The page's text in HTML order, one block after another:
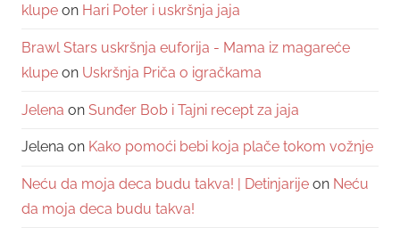
klupe on Hari Poter i uskršnja jaja
Brawl Stars uskršnja euforija - Mama iz magareće
klupe on Uskršnja Priča o igračkama
Jelena on Sunđer Bob i Tajni recept za jaja
Jelena on Kako pomoći bebi koja plače tokom vožnje
Neću da moja deca budu takva! | Detinjarije on Neću
da moja deca budu takva!